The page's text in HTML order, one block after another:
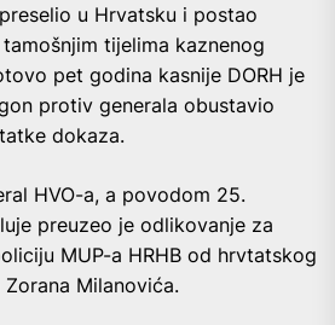
u Hrvatsku i postao
tijelima kaznenog
pet godina kasnije DORH je
protiv generala obustavio
dokaza.
HVO-a, a povodom 25.
preuzeo je odlikovanje za
MUP-a HRHB od hrvtatskog
Milanovića.